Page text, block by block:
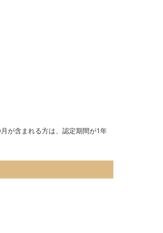
が含まれる方は、認定期間が1年